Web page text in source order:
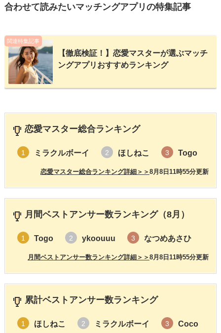
合わせて読みたいマッチングアプリの特集記事
関連特集記事
【徹底検証！】恋愛マスターが選ぶマッチ
ングアプリおすすめランキング
恋愛マスター総合ランキング
1 ミラクルボーイ 2 ほしねこ 3 Togo
8月8日11時55分更新
恋愛マスター総合ランキング詳細＞＞
月間ベストアンサー数ランキング（8月）
1 Togo 2 ykoouuu 3 なつめあさひ
8月8日11時55分更新
月間ベストアンサー数ランキング詳細＞＞
累計ベストアンサー数ランキング
1 ほしねこ 2 ミラクルボーイ 3 Coco